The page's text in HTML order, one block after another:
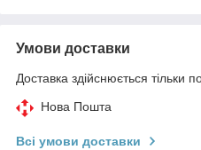
Умови доставки
Доставка здійснюється тільки
Нова Пошта
Всі умови доставки